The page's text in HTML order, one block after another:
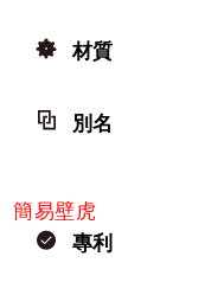
材質
別名
簡易壁虎
專利